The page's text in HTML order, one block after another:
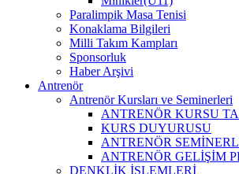
Paralimpik Masa Tenisi
Konaklama Bilgileri
Milli Takım Kampları
Sponsorluk
Haber Arşivi
Antrenör
Antrenör Kursları ve Seminerleri
ANTRENÖR KURSU
KURS DUYURUSU
ANTRENÖR
ANTRENÖR GELİŞİM
DENKLİK İŞLEMLERİ